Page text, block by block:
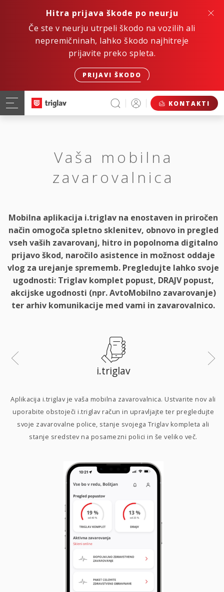
Hitra prijava škode po neurju
Če ste v neurju utrpeli škodo na vozilih ali
nepremičninah, lahko škodo najhitreje
prijavite preko spleta.
PRIJAVI ŠKODO
KONTAKTI
Vaša mobilna
zavarovalnica
Mobilna aplikacija i.triglav na enostaven in priročen
način omogoča spletno sklenitev, obnovo in pregled
vseh vaših zavarovanj, hitro in popolnoma digitalno
prijavo škod, naročilo asistence in možnost oddaje
vlog za urejanje sprememb. Pregledujte lahko svoje
ugodnosti: Triglav komplet popust, DRAJV popust,
akcijske ugodnosti (npr. AvtoMobilno zavarovanje)
ter arhiv komunikacije med vami in zavarovalnico.
i.triglav
Aplikacija i.triglav je vaša mobilna zavarovalnica. Ustvarite nov ali
uporabite obstoječi i.triglav račun in upravljajte ter pregledujte
svoje zavarovalne police, stanje svojega Triglav kompleta ali
stanje sredstev na posamezni polici in še veliko več.